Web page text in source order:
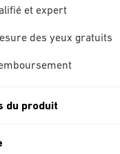
et expert
des yeux gratuits
du produit